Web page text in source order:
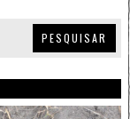
PESQUISAR